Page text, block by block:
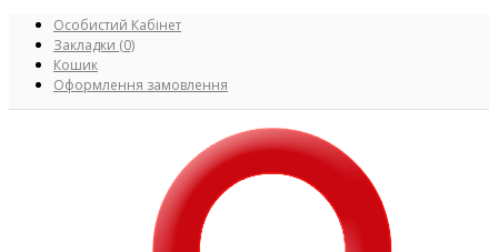
Особистий Кабінет
Закладки (0)
Кошик
Оформлення замовлення